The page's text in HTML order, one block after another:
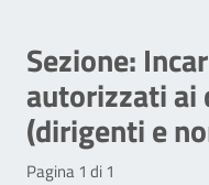
Sezione:
autorizzati ai
(dirigenti e
Pagina 1 di 1